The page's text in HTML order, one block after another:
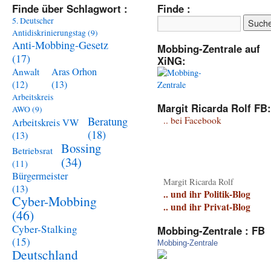
Finde über Schlagwort :
5. Deutscher
Antidiskrinierungstag(9)
Anti-Mobbing-Gesetz
(17)
Anwalt
(12)
Aras Orhon
(13)
Arbeitskreis
AWO(9)
Arbeitskreis VW
(13)
Beratung
(18)
Betriebsrat
(11)
Bossing
(34)
Bürgermeister
(13)
Cyber-Mobbing
(46)
Cyber-Stalking
(15)
Deutschland
Finde :
Mobbing-Zentrale auf
XiNG:
Margit Ricarda Rolf FB:
.. bei Facebook
Margit Ricarda Rolf
.. und ihr Politik-Blog
.. und ihr Privat-Blog
Mobbing-Zentrale : FB
Mobbing-Zentrale